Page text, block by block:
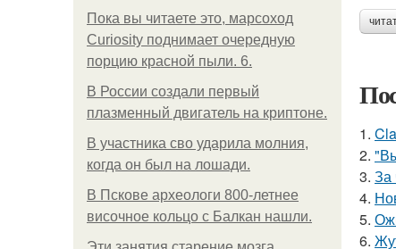
Пока вы читаете это, марсоход
Curiosity поднимает очередную
порцию красной пыли. 6.
В России создали первый
плазменный двигатель на криптоне.
В участника сво ударила молния,
когда он был на лошади.
В Пскове археологи 800-летнее
височное кольцо с Балкан нашли.
1.
2.
3. За
4.
5.
6.